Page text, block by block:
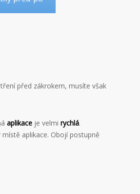
před zákrokem, musíte však
aplikace je velmi rychlá.
aplikace. Obojí postupně